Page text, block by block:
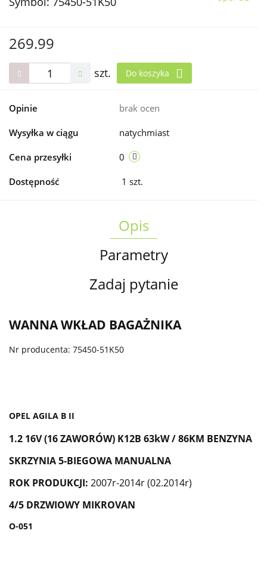
269.99
szt. Do koszyka
Opinie brak ocen
Wysyłka w ciągu natychmiast
Cena przesyłki 0
Dostępność 1 szt.
Opis
Parametry
Zadaj pytanie
WANNA WKŁAD BAGAŻNIKA
Nr producenta: 75450-51K50
OPEL AGILA B II
1.2 16V (16 ZAWORÓW) K12B 63kW / 86KM BENZYNA
SKRZYNIA 5-BIEGOWA MANUALNA
ROK PRODUKCJI: 2007r-2014r (02.2014r)
4/5 DRZWIOWY MIKROVAN
O-051